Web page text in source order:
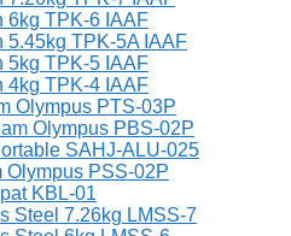
6kg TPK-6 IAAF
5.45kg TPK-5A IAAF
5kg TPK-5 IAAF
4kg TPK-4 IAAF
Olympus PTS-03P
Olympus PBS-02P
SAHJ-ALU-025
Olympus PSS-02P
KBL-01
Steel 7.26kg LMSS-7